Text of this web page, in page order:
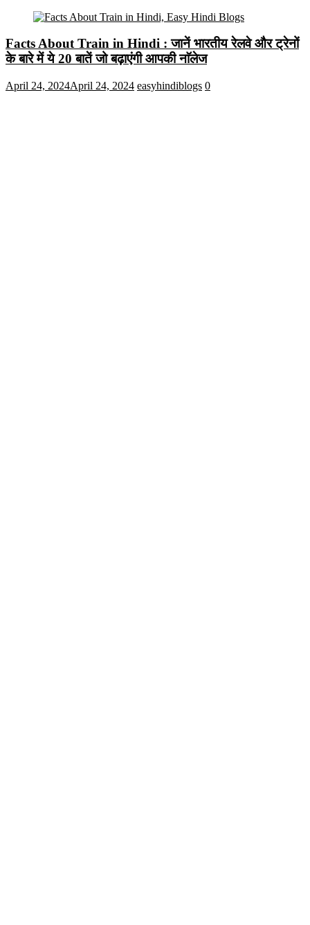
Facts About Train in Hindi : जानें भारतीय रेलवे और ट्रेनों
के बारे में ये 20 बातें जो बढ़ाएंगी आपकी नाॅलेज
April 24, 2024April 24, 2024 easyhindiblogs 0